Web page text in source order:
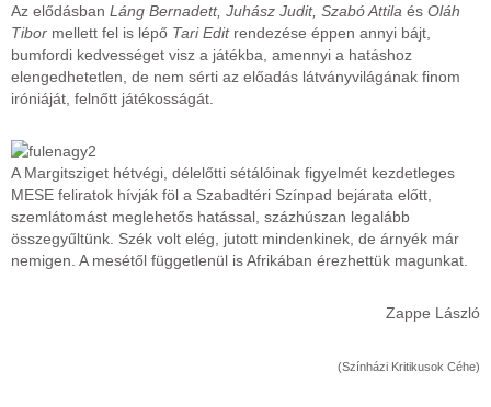
Az elődásban Láng Bernadett, Juhász Judit, Szabó Attila és Oláh
Tibor mellett fel is lépő Tari Editrendezése éppen annyi bájt,
bumfordi kedvességet visz a játékba, amennyi a hatáshoz
elengedhetetlen, de nem sérti az előadás látványvilágának finom
iróniáját, felnőtt játékosságát.
A Margitsziget hétvégi, délelőtti sétálóinak figyelmét kezdetleges
MESE feliratok hívják föl a Szabadtéri Színpad bejárata előtt,
szemlátomást meglehetős hatással, százhúszan legalább
összegyűltünk. Szék volt elég, jutott mindenkinek, de árnyék már
nemigen. A mesétől függetlenül is Afrikában érezhettük magunkat.
Zappe László
(Színházi Kritikusok Céhe)